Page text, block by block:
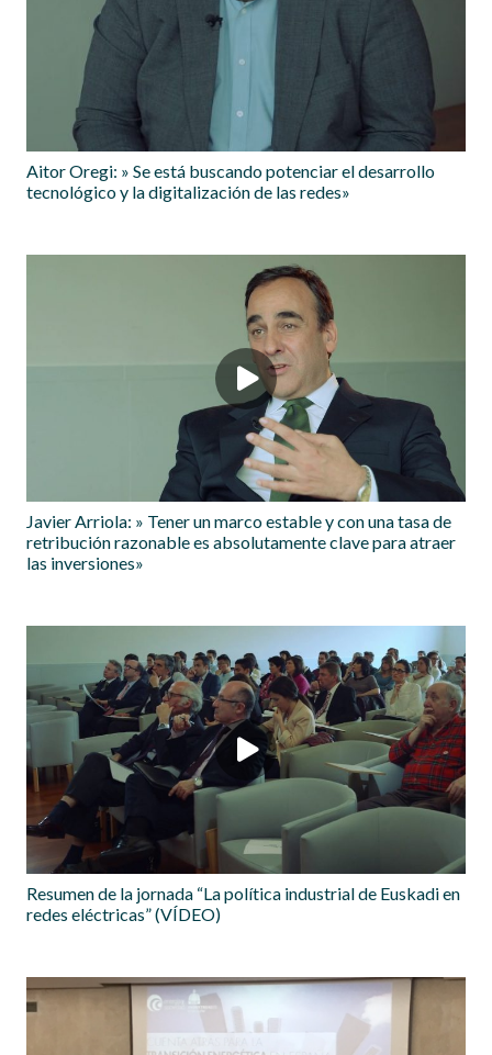
Aitor Oregi: » Se está buscando potenciar el desarrollo
tecnológico y la digitalización de las redes»
Javier Arriola: » Tener un marco estable y con una tasa de
retribución razonable es absolutamente clave para atraer
las inversiones»
Resumen de la jornada “La política industrial de Euskadi en
redes eléctricas” (VÍDEO)